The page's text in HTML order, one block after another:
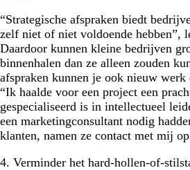
“Strategische afspraken biedt
zelf niet of niet voldoende hebben”,
Daardoor kunnen kleine bedrijven
binnenhalen dan ze alleen zouden
afspraken kunnen je ook nieuw werk
“Ik haalde voor een project een
gespecialiseerd is in intellectueel
een marketingconsultant nodig
klanten, namen ze contact met mij
4. Verminder het hard-hollen-of-